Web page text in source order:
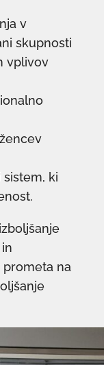
v
skupnosti
vplivov
ki
na